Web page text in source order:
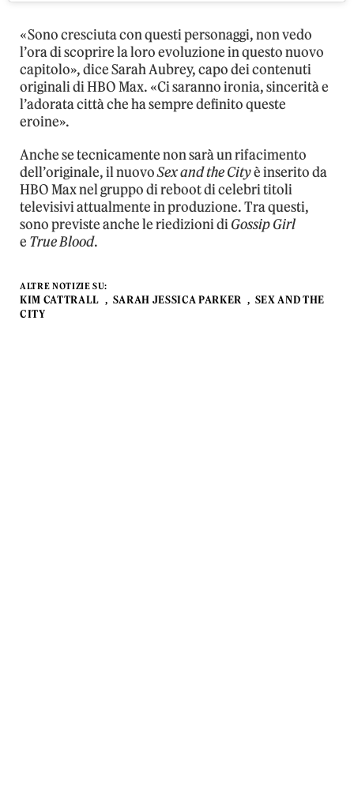
«Sono cresciuta con questi personaggi, non vedo
l’ora di scoprire la loro evoluzione in questo nuovo
capitolo», dice Sarah Aubrey, capo dei contenuti
originali di HBO Max. «Ci saranno ironia, sincerità e
l’adorata città che ha sempre definito queste
eroine».
Anche se tecnicamente non sarà un rifacimento
dell’originale, il nuovoSex and the Cityè inserito da
HBO Max nel gruppo di reboot di celebri titoli
televisivi attualmente in produzione. Tra questi,
sono previste anche le riedizioni diGossip Girl
e True Blood.
ALTRE NOTIZIE SU:
KIM CATTRALL SARAH JESSICA PARKER
SEX AND THE
CITY